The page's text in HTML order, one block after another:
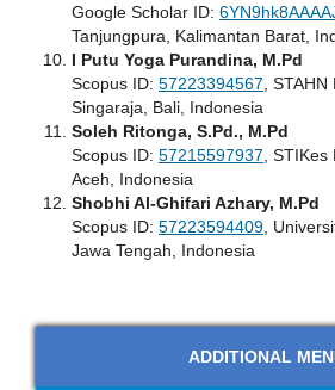
Google Scholar ID:
Tanjungpura, Kalimantan Barat,
I Putu Yoga Purandina, M.Pd
Scopus ID: 57223394567 ,
Singaraja, Bali, Indonesia
Soleh Ritonga, S.Pd., M.Pd
Scopus ID: 57215597937 ,
Aceh, Indonesia
Shobhi Al-Ghifari Azhary, M.Pd
Scopus ID: 57223594409,
Jawa Tengah, Indonesia
ADDITIONAL